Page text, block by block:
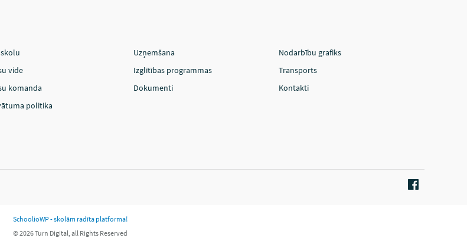
skolu Uzņemšana
Nodarbību grafiks
vide
Izglītības programmas
Transports
komanda
Dokumenti
Kontakti
politika
SchoolioWP - skolām radīta platforma!
© 2026 Turn Digital, all Rights Reserved